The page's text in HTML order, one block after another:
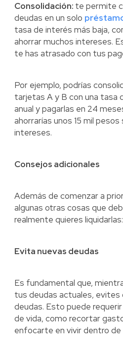
Consolidación: te permite
deudas en un solo
tasa de interés más baja,
ahorrar muchos intereses.
te has atrasado con tus
Por ejemplo, podrías
tarjetas A y B con una tasa
anual y pagarlas en 24
ahorrarías unos 15 mil
intereses.
Consejos adicionales
Además de comenzar a
algunas otras cosas que
realmente quieres liquidarlas:
Evita nuevas deudas
Es fundamental que,
tus deudas actuales, evites
deudas. Esto puede
de vida, como recortar
enfocarte en vivir dentro de